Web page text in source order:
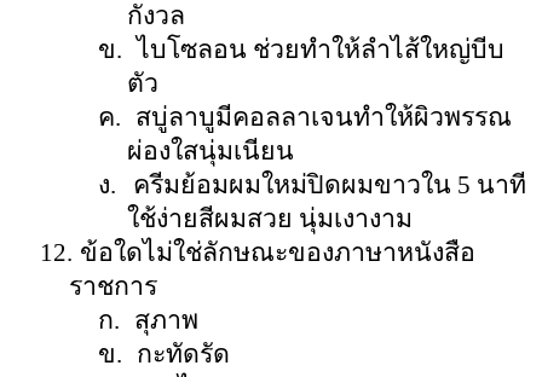
กังวล
ข. ไบโซลอน ช่วยทำให้ลำไส้ใหญ่บีบ
ตัว
ค. สบู่ลาบูมีคอลลาเจนทำให้ผิวพรรณ
ผ่องใสนุ่มเนียน
ง.
ครีมย้อมผมใหม่ปิดผมขาวใน 5 นาที
ใช้ง่ายสีผมสวย นุ่มเงางาม
12. ข้อใดไม่ใช่ลักษณะของภาษาหนังสือ
ราชการ
ก. สุภาพ
ข. กะทัดรัด